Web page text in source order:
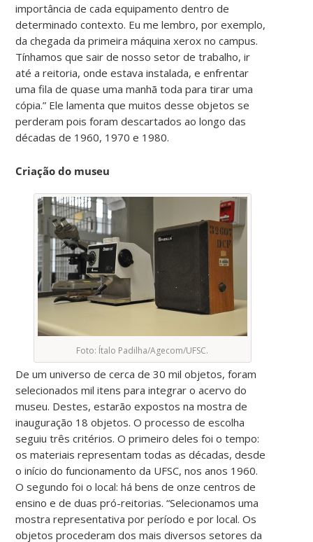
importância de cada equipamento dentro de
determinado contexto. Eu me lembro, por exemplo,
da chegada da primeira máquina xerox no campus.
Tínhamos que sair de nosso setor de trabalho, ir
até a reitoria, onde estava instalada, e enfrentar
uma fila de quase uma manhã toda para tirar uma
cópia.” Ele lamenta que muitos desse objetos se
perderam pois foram descartados ao longo das
décadas de 1960, 1970 e 1980.
Criação do museu
Foto: Ítalo Padilha/Agecom/UFSC.
De um universo de cerca de 30 mil objetos, foram
selecionados mil itens para integrar o acervo do
museu. Destes, estarão expostos na mostra de
inauguração 18 objetos. O processo de escolha
seguiu três critérios. O primeiro deles foi o tempo:
os materiais representam todas as décadas, desde
o início do funcionamento da UFSC, nos anos 1960.
O segundo foi o local: há bens de onze centros de
ensino e de duas pró-reitorias. “Selecionamos uma
mostra representativa por período e por local. Os
objetos procederam dos mais diversos setores da